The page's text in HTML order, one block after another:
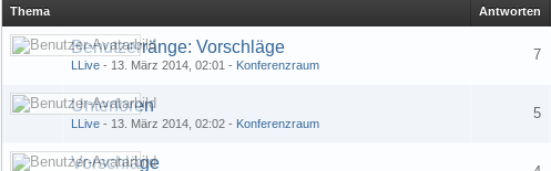
Thema Antworten
Benutzerränge: Vorschläge
LLive - 13. März 2014, 02:01 - Konferenzraum
7
Unterforen
LLive - 13. März 2014, 02:02 - Konferenzraum
5
Vorschläge